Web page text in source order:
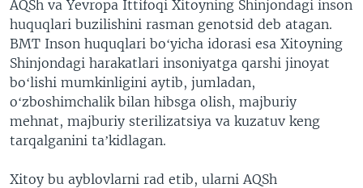
AQSh va Yevropa Ittifoqi Xitoyning Shinjondagi inson
huquqlari buzilishini rasman genotsid deb atagan.
BMT Inson huquqlari boʻyicha idorasi esa Xitoyning
Shinjondagi harakatlari insoniyatga qarshi jinoyat
boʻlishi mumkinligini aytib, jumladan,
oʻzboshimchalik bilan hibsga olish, majburiy
mehnat, majburiy sterilizatsiya va kuzatuv keng
tarqalganini taʼkidlagan.
Xitoy bu ayblovlarni rad etib, ularni AQSh